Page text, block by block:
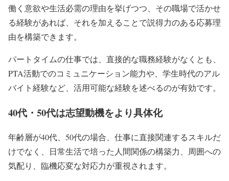
働く意欲や生活必需の理由を挙げつつ、その職場で活かせ
る経験があれば、それを加えることで説得力のある応募理
由を構築できます。
パートタイムの仕事では、直接的な職務経験がなくとも、
PTA活動でのコミュニケーション能力や、学生時代のアル
バイト経験など、活用可能な経験を述べるのが有効です。
40代・50代は志望動機をより具体化
年齢層が40代、50代の場合、仕事に直接関連するスキルだ
けでなく、日常生活で培った人間関係の構築力、周囲への
気配り、臨機応変な対応力が重視されます。